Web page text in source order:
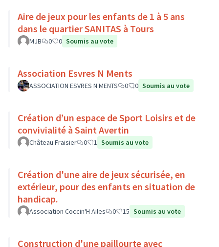
Aire de jeux pour les enfants de 1 à 5 ans
dans le quartier SANITAS à Tours
MJB 0 0 Soumis au vote
Association Esvres N Ments
ASSOCIATION ESVRES N MENTS 0 0 Soumis au vote
Création d’un espace de Sport Loisirs et de
convivialité à Saint Avertin
Château Fraisier 0 1 Soumis au vote
Création d'une aire de jeux sécurisée, en
extérieur, pour des enfants en situation de
handicap.
Association Coccin'H Ailes 0 15 Soumis au vote
Construction d'une paillourte avec